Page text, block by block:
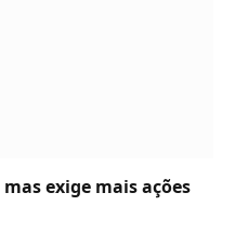
exige mais ações